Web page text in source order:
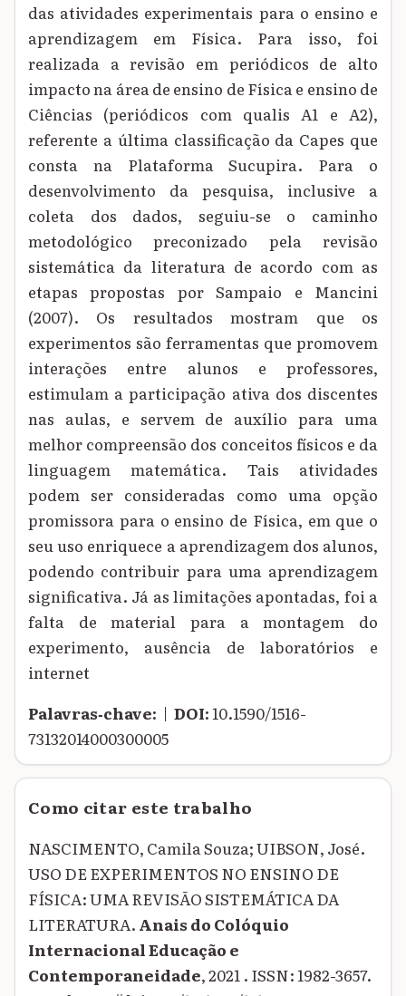
das atividades experimentais para o ensino e
aprendizagem em Física. Para isso, foi
realizada a revisão em periódicos de alto
impacto na área de ensino de Física e ensino de
Ciências (periódicos com qualis A1 e A2),
referente a última classificação da Capes que
consta na Plataforma Sucupira. Para o
desenvolvimento da pesquisa, inclusive a
coleta dos dados, seguiu-se o caminho
metodológico preconizado pela revisão
sistemática da literatura de acordo com as
etapas propostas por Sampaio e Mancini
(2007). Os resultados mostram que os
experimentos são ferramentas que promovem
interações entre alunos e professores,
estimulam a participação ativa dos discentes
nas aulas, e servem de auxílio para uma
melhor compreensão dos conceitos físicos e da
linguagem matemática. Tais atividades
podem ser consideradas como uma opção
promissora para o ensino de Física, em que o
seu uso enriquece a aprendizagem dos alunos,
podendo contribuir para uma aprendizagem
significativa. Já as limitações apontadas, foi a
falta de material para a montagem do
experimento, ausência de laboratórios e
internet
Palavras‑chave: | DOI: 10.1590/1516-
73132014000300005
Como citar este trabalho
NASCIMENTO, Camila Souza; UIBSON, José.
USO DE EXPERIMENTOS NO ENSINO DE
FÍSICA: UMA REVISÃO SISTEMÁTICA DA
LITERATURA. Anais do Colóquio
Internacional Educação e
Contemporaneidade, 2021 . ISSN: 1982-3657.